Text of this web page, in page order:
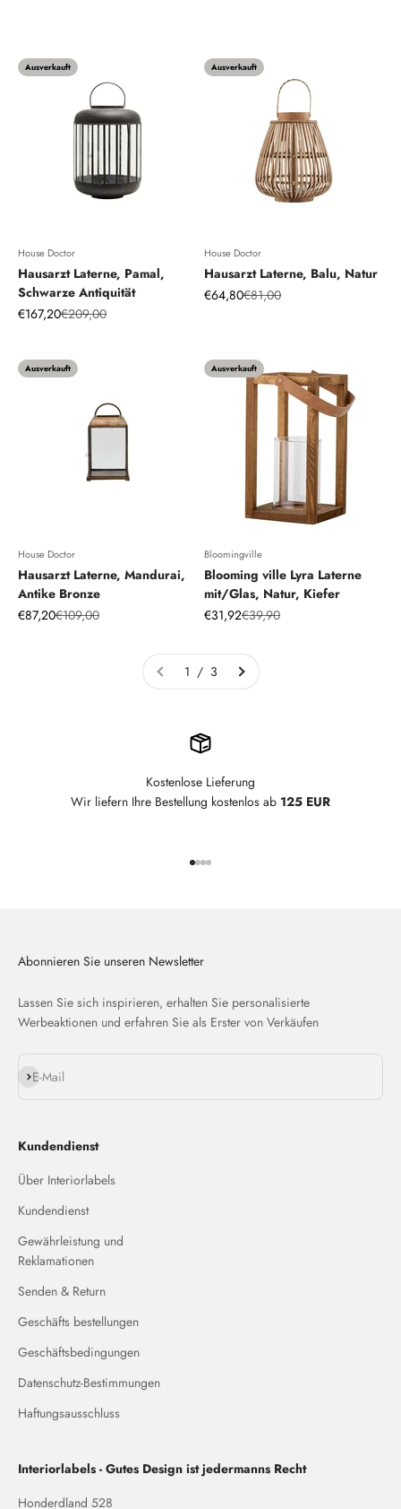
Ausverkauft
House Doctor
Hausarzt Laterne, Pamal,
Schwarze Antiquität
Angebot
€167,20Regulärer Preis
€209,00
Ausverkauft
House Doctor
Hausarzt Laterne, Balu, Natur
Angebot
€64,80Regulärer Preis
€81,00
Ausverkauft
House Doctor
Hausarzt Laterne, Mandurai,
Antike Bronze
Angebot
€87,20Regulärer Preis
€109,00
Ausverkauft
Bloomingville
Blooming ville Lyra Laterne
mit/Glas, Natur, Kiefer
Angebot
€31,92Regulärer Preis
€39,90
1 / 3
Kostenlose Lieferung
Wir liefern Ihre Bestellung kostenlos ab 125 EUR
Abonnieren Sie unseren Newsletter
Lassen Sie sich inspirieren, erhalten Sie personalisierte
Werbeaktionen und erfahren Sie als Erster von Verkäufen
E-Mail
Abonnieren
Kundendienst
Über Interiorlabels
Kundendienst
Gewährleistung und
Reklamationen
Senden & Return
Geschäfts bestellungen
Geschäftsbedingungen
Datenschutz-Bestimmungen
Haftungsausschluss
Interiorlabels - Gutes Design ist jedermanns Recht
Honderdland 528